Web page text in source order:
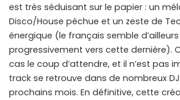
est très séduisant sur le papier : un
Disco/House péchue et un zeste de
énergique (le français semble
progressivement vers cette dernière).
cas le coup d’attendre, et il n’est pas
track se retrouve dans de nombreux
prochains mois. En définitive, cette